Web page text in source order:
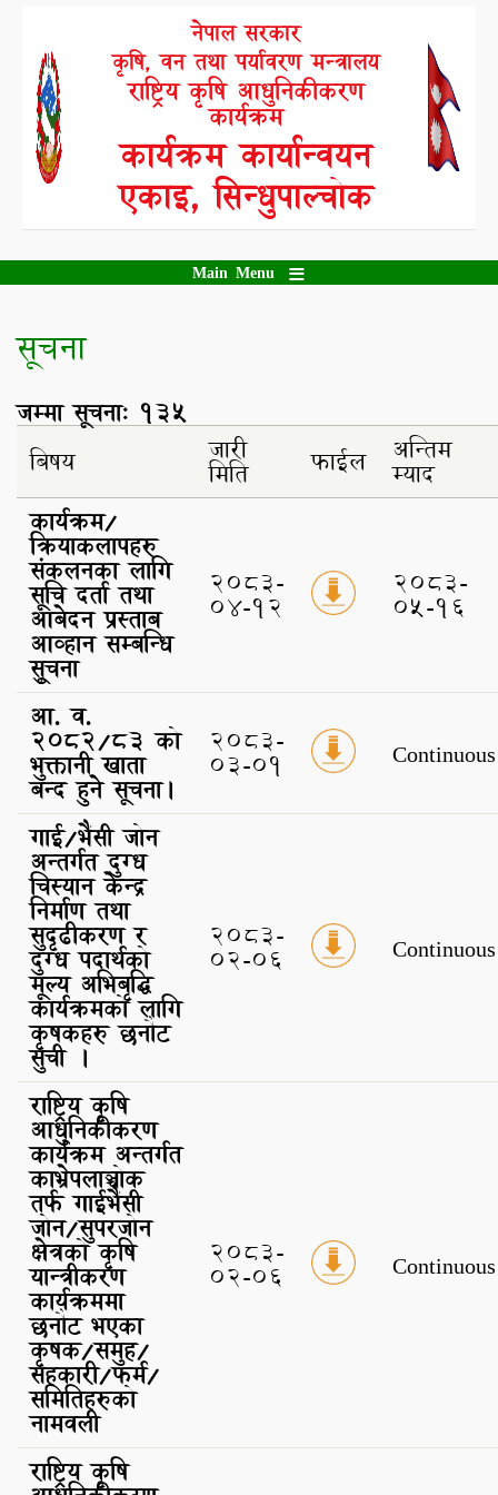
content
नेपाल सरकार
कृषि, वन तथा पर्यावरण मन्त्रालय
राष्ट्रिय कृषि आधुनिकीकरण
कार्यक्रम
कार्यक्रम कार्यान्वयन
एकाइ, सिन्धुपाल्चोक
Main Menu
सूचना
जम्मा सूचना: 135
बिषय
जारी
मिति फाईल अन्तिम
म्याद
कार्यक्रम/
क्रियाकलापहरु
संकलनका लागि
सूचि दर्ता तथा
आबेदन प्रस्ताब
आव्हान सम्बन्धि
सुूचना
2083-
04-12
2083-
05-16
आ. व.
२०८२/८३ को
भुक्तानी खाता
बन्द हुने सूचना।
2083-
03-01 Continuous
गाई/भैंसी जोन
अन्तर्गत दुग्ध
चिस्यान केन्द्र
निर्माण तथा
सुदृढीकरण र
दुग्ध पदार्थको
मूल्य अभिबृद्धि
कार्यक्रमको लागि
कृषकहरु छनौट
सुची ।
2083-
02-06 Continuous
राष्ट्रिय कृषि
आधुनिकीकरण
कार्यक्रम अन्तर्गत
काभ्रेपलाञ्चोक
तर्फ गाईभैंसी
जोन/सुपरजोन
क्षेत्रको कृषि
यान्त्रीकरण
कार्यक्रममा
छनौट भएका
कृषक/समुह/
सहकारी/फर्म/
समितिहरुको
नामवली
2083-
02-06 Continuous
राष्ट्रिय कृषि